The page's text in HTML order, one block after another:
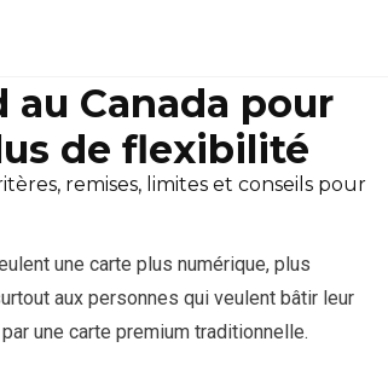
au Canada pour
de flexibilité
remises, limites et conseils pour
une carte plus numérique, plus
aux personnes qui veulent bâtir leur
une carte premium traditionnelle.